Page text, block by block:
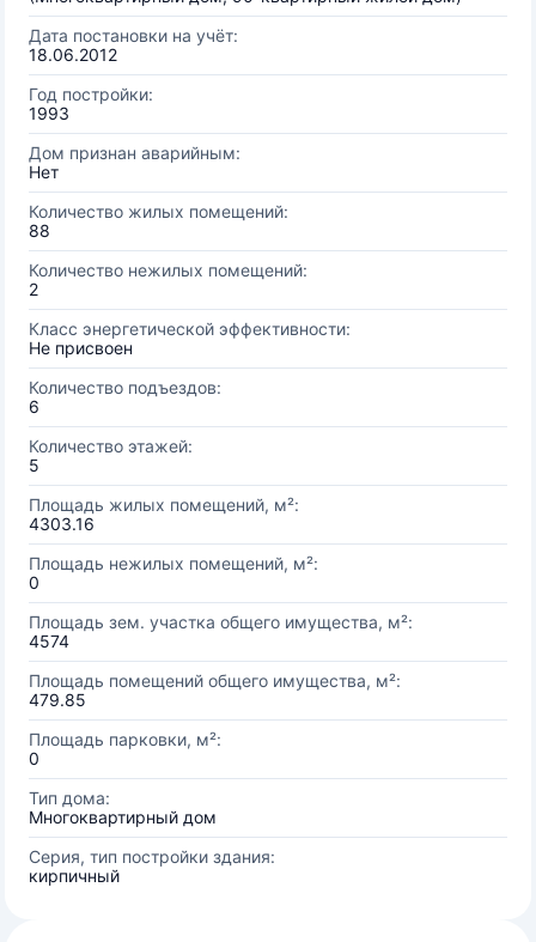
Дата постановки на учёт:
18.06.2012
Год постройки:
1993
Дом признан аварийным:
Нет
Количество жилых помещений:
88
Количество нежилых помещений:
2
Класс энергетической эффективности:
Не присвоен
Количество подъездов:
6
Количество этажей:
5
Площадь жилых помещений, м²:
4303.16
Площадь нежилых помещений, м²:
0
Площадь зем. участка общего имущества, м²:
4574
Площадь помещений общего имущества, м²:
479.85
Площадь парковки, м²:
0
Тип дома:
Многоквартирный дом
Серия, тип постройки здания:
кирпичный